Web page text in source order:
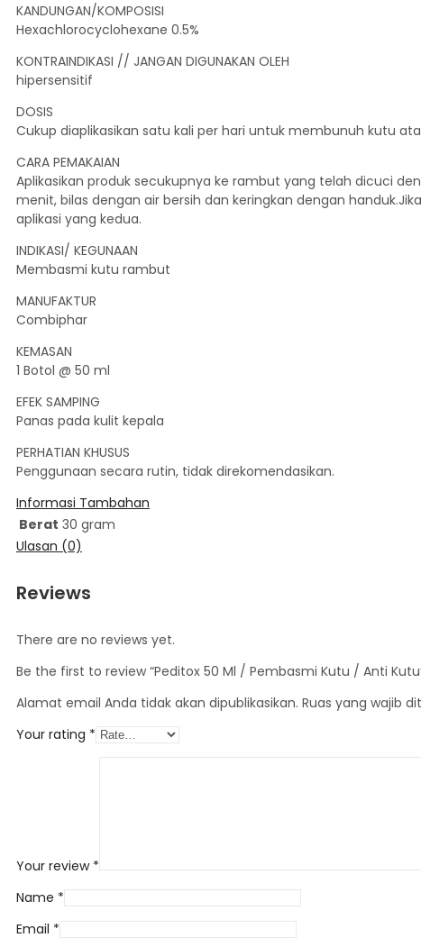
KANDUNGAN/KOMPOSISI
Hexachlorocyclohexane 0.5%
KONTRAINDIKASI // JANGAN DIGUNAKAN OLEH
hipersensitif
DOSIS
Cukup diaplikasikan satu kali per hari untuk membunuh kutu
CARA PEMAKAIAN
Aplikasikan produk secukupnya ke rambut yang telah dicuci
menit, bilas dengan air bersih dan keringkan dengan
aplikasi yang kedua.
INDIKASI/ KEGUNAAN
Membasmi kutu rambut
MANUFAKTUR
Combiphar
KEMASAN
1 Botol @ 50 ml
EFEK SAMPING
Panas pada kulit kepala
PERHATIAN KHUSUS
Penggunaan secara rutin, tidak direkomendasikan.
Informasi Tambahan
Berat 30 gram
Ulasan (0)
Reviews
There are no reviews yet.
Be the first to review “Peditox 50 Ml / Pembasmi Kutu / Anti
Alamat email Anda tidak akan dipublikasikan. Ruas yang wajib
Your rating *
Your review *
Name *
Email *